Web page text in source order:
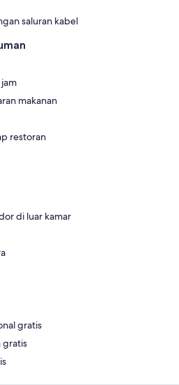
saluran kabel
makanan
restoran
di luar kamar
gratis
gratis